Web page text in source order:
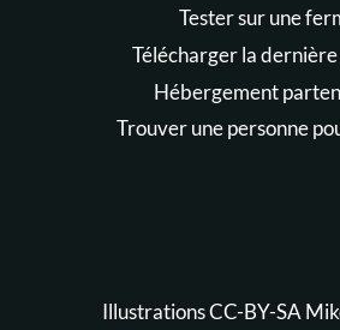
Tester sur une
Télécharger la
Hébergement
Trouver une personne
Illustrations CC-BY-SA